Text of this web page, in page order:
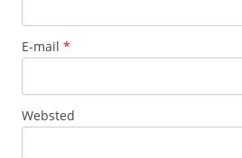
E-mail *
Websted